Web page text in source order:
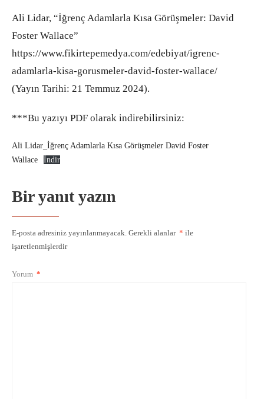
Ali Lidar, “İğrenç Adamlarla Kısa Görüşmeler: David
Foster Wallace”
https://www.fikirtepemedya.com/edebiyat/igrenc-
adamlarla-kisa-gorusmeler-david-foster-wallace/
(Yayın Tarihi: 21 Temmuz 2024).
***Bu yazıyı PDF olarak indirebilirsiniz:
Ali Lidar_İğrenç Adamlarla Kısa Görüşmeler David Foster
Wallace
İndir
Bir yanıt yazın
E-posta adresiniz yayınlanmayacak. Gerekli alanlar * ile
işaretlenmişlerdir
Yorum *